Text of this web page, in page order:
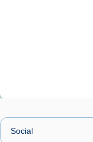
presidit
Santes de
🔗